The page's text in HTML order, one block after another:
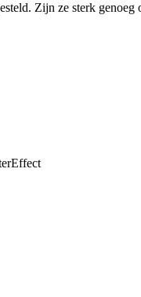
Zijn ze sterk genoeg